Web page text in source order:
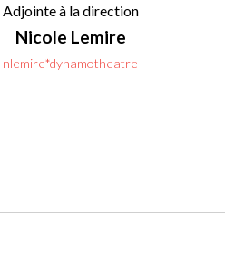
Adjointeà la direction
Nicole Lemire
nlemire*dynamotheatre